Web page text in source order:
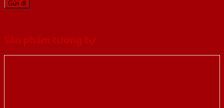
Sản phẩm tương tự